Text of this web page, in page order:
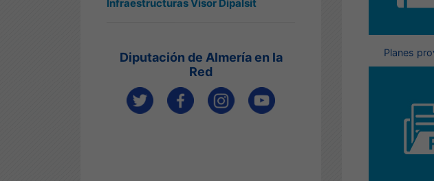
Infraestructuras Visor Dipalsit
Diputación de Almería en la
Red
Planes